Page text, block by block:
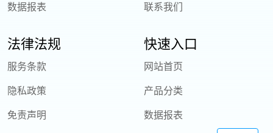
数据报表
联系我们
法律法规
服务条款
隐私政策
免责声明
快速入口
网站首页
产品分类
数据报表